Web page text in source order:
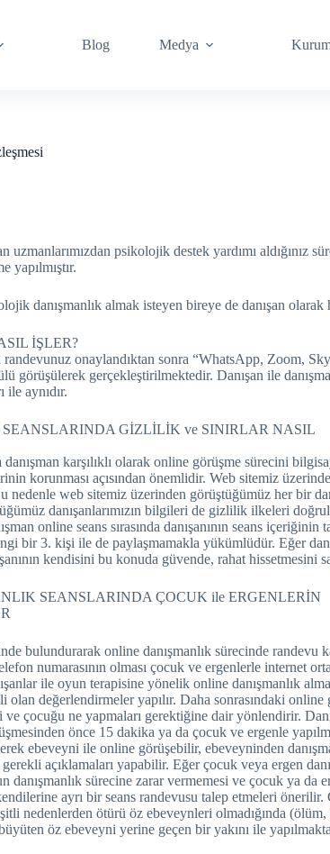
Blog Medya
psikolojik destek yardımı aldığınız
yapılmıştır.
danışmanlık almak isteyen bireye de danışan
İŞLER?
onaylandıktan sonra “WhatsApp, Zoom,
görüşülerek gerçekleştirilmektedir. Danışan ile
ile aynıdır.
GİZLİLİK ve SINIRLAR NASIL
karşılıklı olarak online görüşme sürecini
korunması açısından önemlidir. Web sitemiz
web sitemiz üzerinden görüştüğümüz her bir
danışanlarımızın bilgileri de gizlilik ilkeleri
online seans sırasında danışanının seans içeriğinin
bir 3. kişi ile de paylaşmamakla yükümlüdür. Eğer
kendisini bu konuda güvende, rahat hissetmesini
SEANSLARINDA ÇOCUK ile ERGENLERİN
bulundurarak online danışmanlık sürecinde randevu
numarasının olması çocuk ve ergenlerle internet
ile oyun terapisine yönelik online danışmanlık
olan değerlendirmeler yapılır. Daha sonrasındaki
çocuğu ne yapmaları gerektiğine dair yönlendirir.
önce 15 dakika ya da çocuk ve ergenle
ebeveyni ile online görüşebilir, ebeveyninden
açıklamaları yapabilir. Eğer çocuk veya ergen
sürecine zarar vermemesi ve çocuk ya da
ayrı bir seans randevusu talep etmeleri
nedenlerden ötürü öz ebeveynleri olmadığında
öz ebeveyni yerine geçen bir yakını ile